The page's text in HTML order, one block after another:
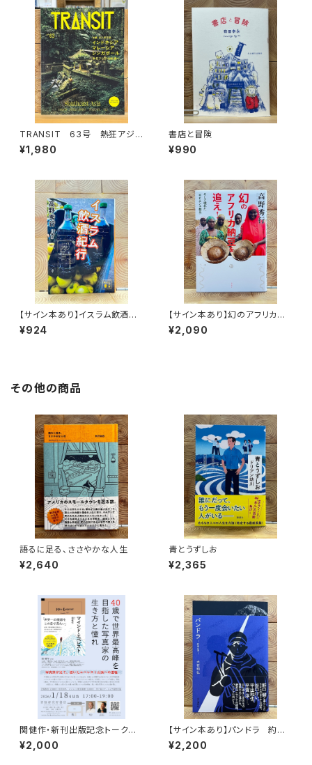
TRANSIT 63号 熱狂アジア
の秘境へ
¥1,980
書店と冒険
¥990
【サイン本あり】イスラム飲酒紀
行
¥924
【サイン本あり】幻のアフリカ納
豆を追え！
¥2,090
その他の商品
語るに足る、ささやかな人生
¥2,640
青とうずしお
¥2,365
関健作・新刊出版記念トークイ
ベント録画視聴権
¥2,000
【サイン本あり】パンドラ 約束
の頂
¥2,200